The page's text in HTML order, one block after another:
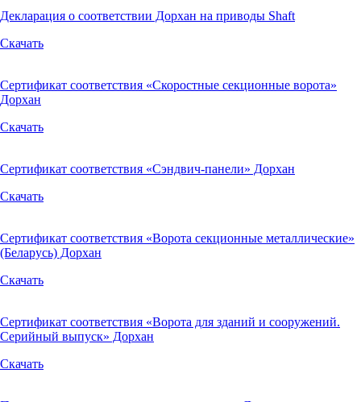
Декларация о соответствии Дорхан на приводы Shaft
Скачать
Сертификат соответствия «Скоростные секционные ворота»
Дорхан
Скачать
Сертификат соответствия «Сэндвич-панели» Дорхан
Скачать
Сертификат соответствия «Ворота секционные металлические»
(Беларусь) Дорхан
Скачать
Сертификат соответствия «Ворота для зданий и сооружений.
Серийный выпуск» Дорхан
Скачать